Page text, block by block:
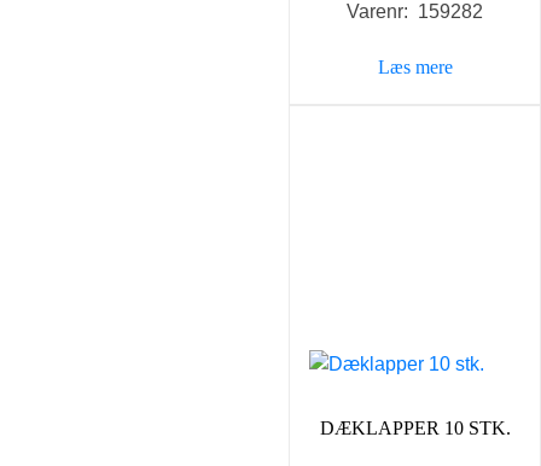
Varenr: 159282
Læs mere
DÆKLAPPER 10 STK.